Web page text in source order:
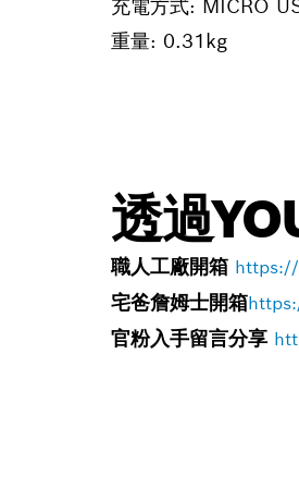
充電方式: MICRO
重量: 0.31kg
透過
職人工廠開箱
宅爸詹姆士開箱
官粉入手留言分享